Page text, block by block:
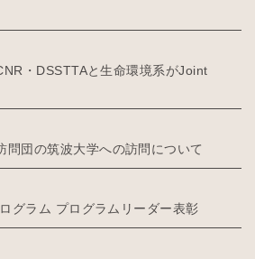
・DSSTTAと生命環境系がJoint
問団の筑波大学への訪問について
グラム プログラムリーダー表彰